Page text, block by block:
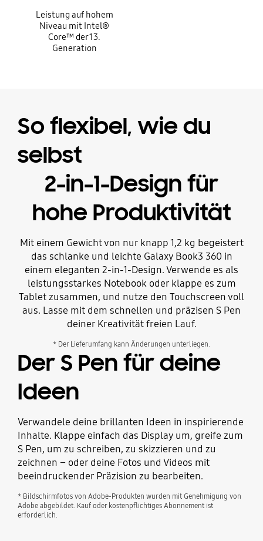
Leistung auf hohem
Niveau mit Intel®
Core™ der 13.
Generation
So flexibel, wie du
selbst
2-in-1-Design für
hohe Produktivität
Mit einem Gewicht von nur knapp 1,2 kg begeistert
das schlanke und leichte Galaxy Book3 360 in
einem eleganten 2-in-1-Design. Verwende es als
leistungsstarkes Notebook oder klappe es zum
Tablet zusammen, und nutze den Touchscreen voll
aus. Lasse mit dem schnellen und präzisen S Pen
deiner Kreativität freien Lauf.
* Der Lieferumfang kann Änderungen unterliegen.
Der S Pen für deine
Ideen
Verwandele deine brillanten Ideen in inspirierende
Inhalte. Klappe einfach das Display um, greife zum
S Pen, um zu schreiben, zu skizzieren und zu
zeichnen – oder deine Fotos und Videos mit
beeindruckender Präzision zu bearbeiten.
* Bildschirmfotos von Adobe-Produkten wurden mit Genehmigung von
Adobe abgebildet. Kauf oder kostenpflichtiges Abonnement ist
erforderlich.